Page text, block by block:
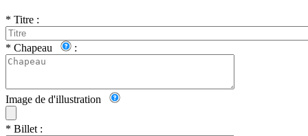
* Titre :
* Chapeau :
Image de d'illustration
* Billet :